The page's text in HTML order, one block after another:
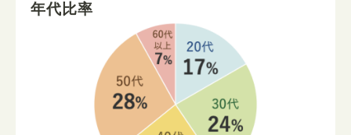
年代比率